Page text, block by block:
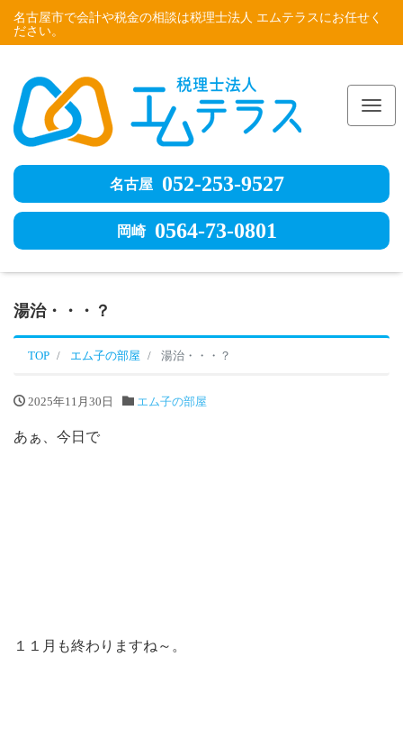
名古屋市で会計や税金の相談は税理士法人 エムテラスにお任せく
ださい。
名古屋 052-253-9527
岡崎 0564-73-0801
湯治・・・？
TOP エム子の部屋 湯治・・・？
2025年11月30日 エム子の部屋
あぁ、今日で
１１月も終わりますね～。